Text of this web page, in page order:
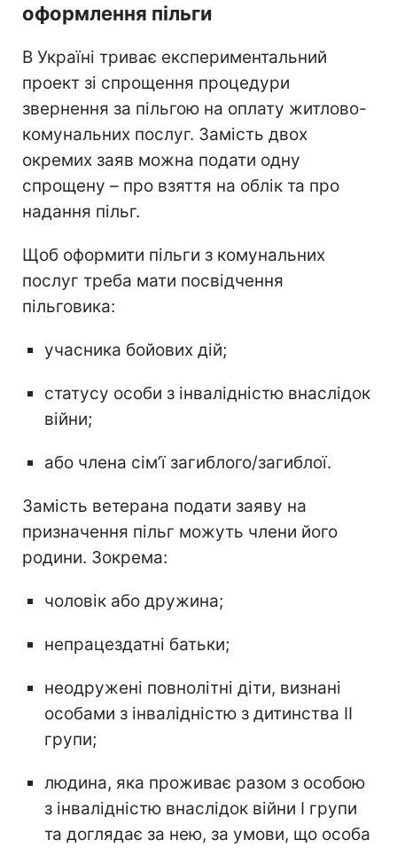
оформлення пільги
В Україні триває експериментальний
проект зі спрощення процедури
звернення за пільгою на оплату житлово-
комунальних послуг. Замість двох
окремих заяв можна подати одну
спрощену – про взяття на облік та про
надання пільг.
Щоб оформити пільги з комунальних
послуг треба мати посвідчення
пільговика:
учасника бойових дій;
статусу особи з інвалідністю внаслідок
війни;
або члена сім’ї загиблого/загиблої.
Замість ветерана подати заяву на
призначення пільг можуть члени його
родини. Зокрема:
чоловік або дружина;
непрацездатні батьки;
неодружені повнолітні діти, визнані
особами з інвалідністю з дитинства II
групи;
людина, яка проживає разом з особою
з інвалідністю внаслідок війни I групи
та доглядає за нею, за умови, що особа